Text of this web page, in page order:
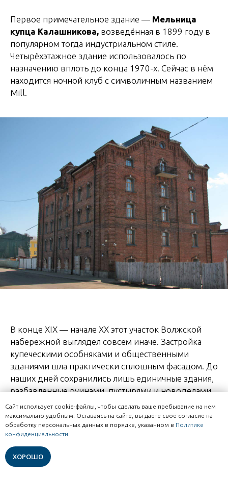
Задай вопрос в чате жителям
и экспертам Рыбинска
Первое примечательное здание — Мельница
купца Калашникова, возведённая в 1899 году в
популярном тогда индустриальном стиле.
Четырёхэтажное здание использовалось по
назначению вплоть до конца 1970-х. Сейчас в нём
находится ночной клуб с символичным названием
Mill.
В конце XIX — начале XX этот участок Волжской
набережной выглядел совсем иначе. Застройка
купеческими особняками и общественными
зданиями шла практически сплошным фасадом. До
наших дней сохранились лишь единичные здания,
разбавленные руинами, пустырями и новоделами.
Продолжаем двигаться в сторону собора.
Следующая остановка в маршруте —здание
Волжско-Камского банка
лет назад работает финансовое учреждение.
Сайт использует cookie-файлы, чтобы сделать ваше пребывание на нем
максимально удобным. Оставаясь на сайте, вы даёте своё согласие на
обработку персональных данных в порядке, указанном в Политике
конфиденциальности.
ХОРОШО